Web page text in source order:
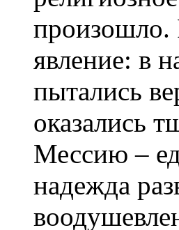
произошло.
явление: в
пытались
оказались
Мессию –
надежда